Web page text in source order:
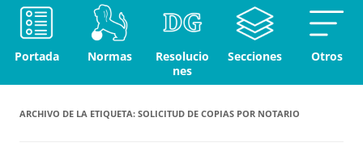
Portada Normas
Resolucio
nes
Secciones Otros
ARCHIVO DE LA ETIQUETA: SOLICITUD DE COPIAS POR NOTARIO